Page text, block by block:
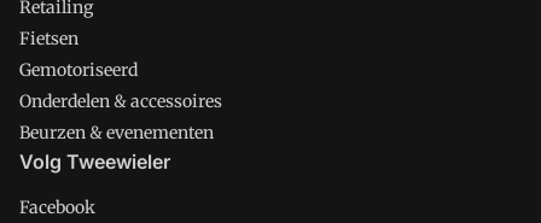
Retailing
Fietsen
Gemotoriseerd
Onderdelen & accessoires
Beurzen & evenementen
Volg Tweewieler
Facebook